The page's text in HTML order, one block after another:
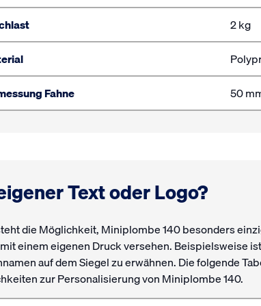
2 kg
Fahne
50
Text oder Logo?
die Möglichkeit, Miniplombe 140 besonders
einem eigenen Druck versehen. Beispielsweise
auf dem Siegel zu erwähnen. Die folgende
zur Personalisierung von Miniplombe 140.